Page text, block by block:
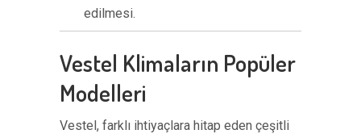
edilmesi.
Vestel Klimaların Popüler
Modelleri
Vestel, farklı ihtiyaçlara hitap eden çeşitli